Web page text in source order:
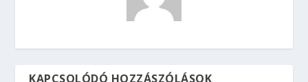
KAPCSOLÓDÓ HOZZÁSZÓLÁSOK